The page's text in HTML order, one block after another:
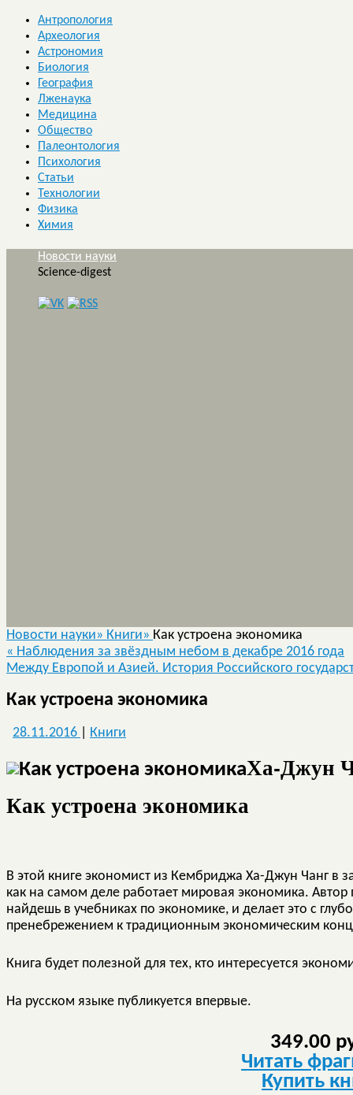
Антропология
Археология
Астрономия
Биология
География
Лженаука
Медицина
Общество
Палеонтология
Психология
Статьи
Технологии
Физика
Химия
Новости науки
Science-digest
Новости науки» Книги» Как устроена экономика
« Наблюдения за звёздным небом в декабре 2016 года
Между Европой и Азией. История Российского
Как устроена экономика
28.11.2016 Книги
Ха-Джун
Как устроена экономика
В этой книге экономист из Кембриджа Ха-Джун Чанг в
как на самом деле работает мировая экономика. Автор
найдешь в учебниках по экономике, и делает это с
пренебрежением к традиционным экономическим
Книга будет полезной для тех, кто интересуется
На русском языке публикуется впервые.
349.00
Читать
Купить